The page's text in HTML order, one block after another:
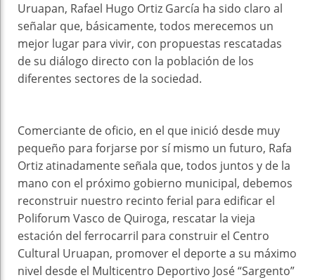
Uruapan, Rafael Hugo Ortiz García ha sido claro al
señalar que, básicamente, todos merecemos un
mejor lugar para vivir, con propuestas rescatadas
de su diálogo directo con la población de los
diferentes sectores de la sociedad.
Comerciante de oficio, en el que inició desde muy
pequeño para forjarse por sí mismo un futuro, Rafa
Ortiz atinadamente señala que, todos juntos y de la
mano con el próximo gobierno municipal, debemos
reconstruir nuestro recinto ferial para edificar el
Poliforum Vasco de Quiroga, rescatar la vieja
estación del ferrocarril para construir el Centro
Cultural Uruapan, promover el deporte a su máximo
nivel desde el Multicentro Deportivo José “Sargento”